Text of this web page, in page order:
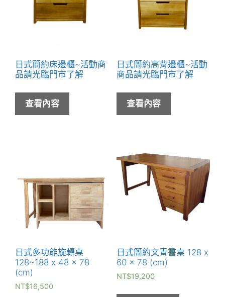
日式簡約床邊櫃~活動商
品請光臨門市了解
查看內容
日式簡約高背邊櫃~活動
商品請光臨門市了解
查看內容
日式多功能旋轉桌
128~188 x 48 x 78
(cm)
NT$16,500
日式簡約文青書桌 128 x
60 x 78 (cm)
NT$19,200